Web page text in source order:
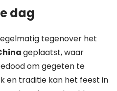
dag
tegenover het
geplaatst, waar
om gegeten te
en traditie kan het feest in